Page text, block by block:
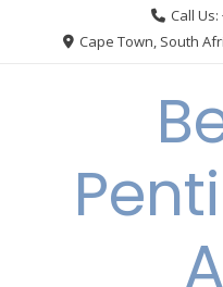
Call Us:
Cape Town, South